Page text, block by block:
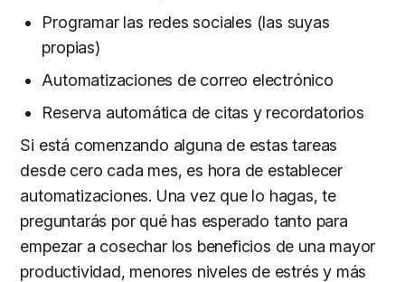
Programar las redes sociales (las suyas
propias)
Automatizaciones de correo electrónico
Reserva automática de citas y recordatorios
Si está comenzando alguna de estas tareas
desde cero cada mes, es hora de establecer
automatizaciones. Una vez que lo hagas, te
preguntarás por qué has esperado tanto para
empezar a cosechar los beneficios de una mayor
productividad, menores niveles de estrés y más